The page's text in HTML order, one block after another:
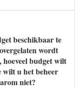
beschikbaar te
wordt
budget wilt
wilt u het beheer
niet?